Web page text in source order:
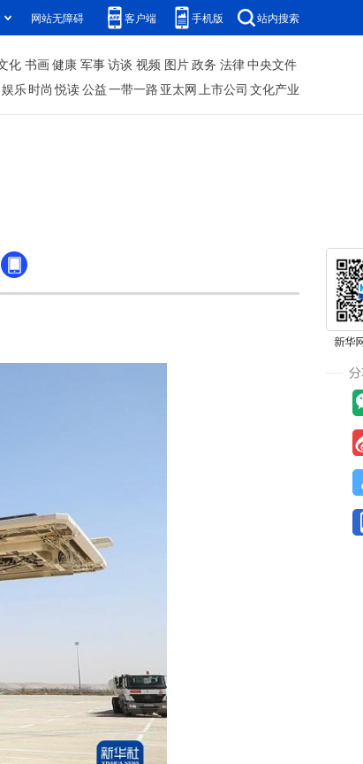
网站无障碍 客户端 手机版 站内搜索
化 书画健康 军事访谈 视频 图片政务 法律中央文件
娱乐时尚 悦读公益一带一路 亚太网上市公司 文化产业